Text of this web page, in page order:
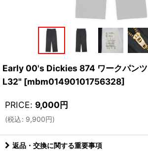
Early 00's Dickies 874 ワークパン
L32" [mbm01490101756328]
PRICE: 9,000円
(税込: 9,900円)
返品・交換に関する重要事項